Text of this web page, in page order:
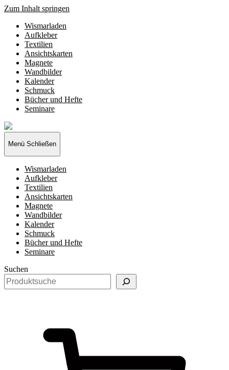
Zum Inhalt springen
Wismarladen
Aufkleber
Textilien
Ansichtskarten
Magnete
Wandbilder
Kalender
Schmuck
Bücher und Hefte
Seminare
Wismarladen
-
deine
Produzentengemeinschaft
Menü Schließen
Wismarladen
Aufkleber
Textilien
Ansichtskarten
Magnete
Wandbilder
Kalender
Schmuck
Bücher und Hefte
Seminare
Suchen